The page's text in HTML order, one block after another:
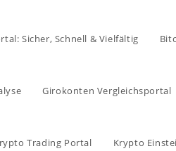
Sicher, Schnell & Vielfältig
Girokonten Vergleichsportal
Trading Portal Krypto